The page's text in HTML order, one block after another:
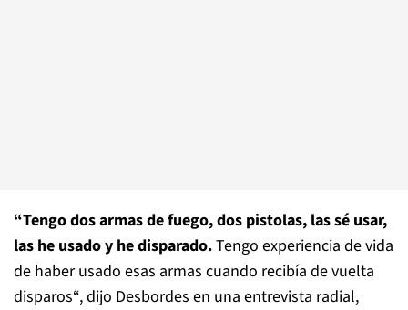
“Tengo dos armas de fuego, dos pistolas, las sé usar,
las he usado y he disparado.Tengo experiencia de vida
de haber usado esas armas cuando recibía de vuelta
disparos“, dijo Desbordes en una entrevista radial,